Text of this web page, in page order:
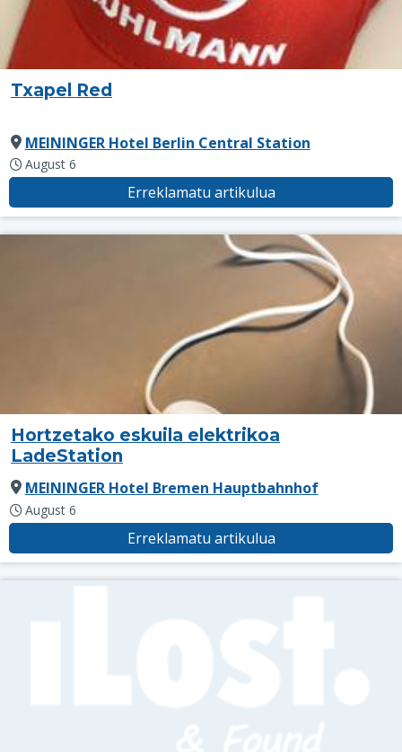
Txapel Red
MEININGER Hotel Berlin Central Station
August 6
Erreklamatu artikulua
Hortzetako eskuila elektrikoa
LadeStation
MEININGER Hotel Bremen Hauptbahnhof
August 6
Erreklamatu artikulua